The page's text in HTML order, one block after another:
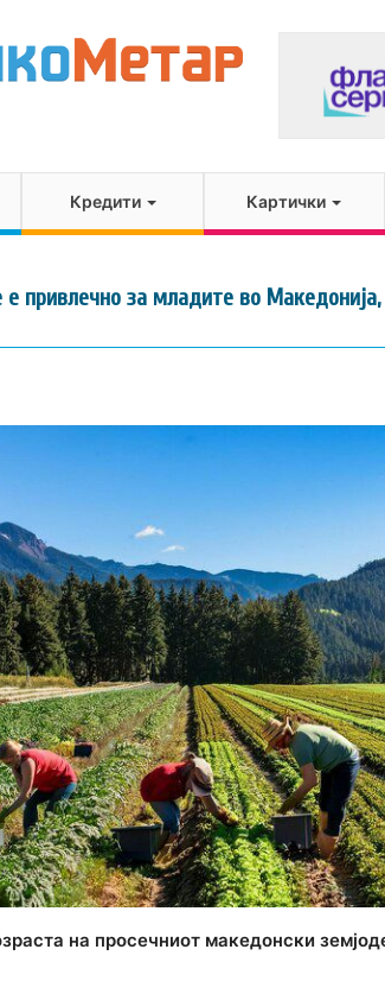
Кредити Картички
е привлечно за младите во
на просечниот македонски